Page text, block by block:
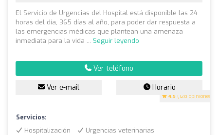
4.5 (128 opiniones)
El Servicio de Urgencias del Hospital está disponible las 24
horas del día, 365 días al año, para poder dar respuesta a
las emergencias médicas que plantean una amenaza
inmediata para la vida ... Seguir leyendo
Ver teléfono
Ver e-mail Horario
Servicios:
Hospitalización
Urgencias veterinarias